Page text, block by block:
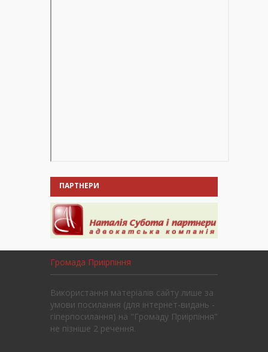
ПАРТНЕРИ
Громада Приірпіння
Використання матеріалів сайту лише за
умови посилання (для інтернет-видань -
гіперпосилання) на "Громаду Приірпіння"
не пізніше 2 речення.